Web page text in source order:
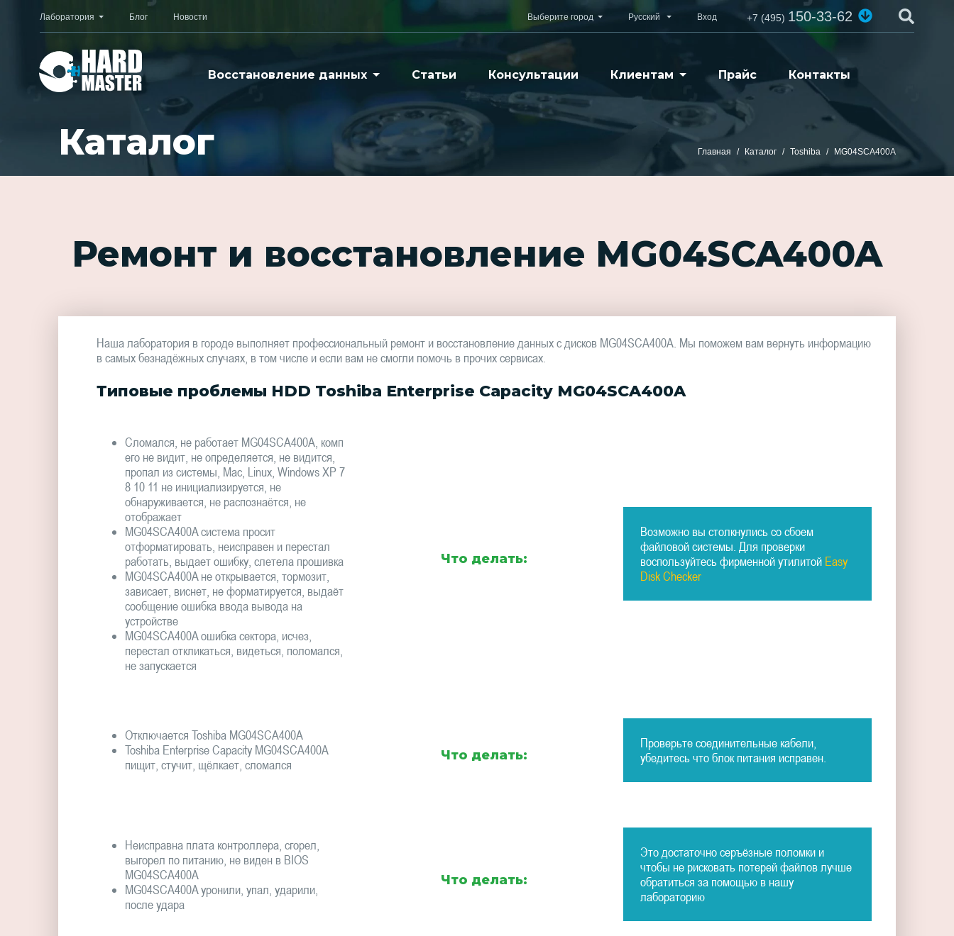
Восстановление данных Статьи Консультации Клиентам Прайс Контакты
Лаборатория Блог Новости Выберите город Русский Вход +7 (495)150-33-62
Каталог Главная Каталог Toshiba MG04SCA400A
Ремонт и восстановление MG04SCA400A
Наша лаборатория в городе выполняет профессиональный ремонт и восстановление данных с дисков MG04SCA400A. Мы поможем вам вернуть информацию
в самых безнадёжных случаях, в том числе и если вам не смогли помочь в прочих сервисах.
Типовые проблемы HDD Toshiba Enterprise Capacity MG04SCA400A
Сломался, не работает MG04SCA400A, комп
его не видит, не определяется, не видится,
пропал из системы, Mac, Linux, Windows XP 7
8 10 11 не инициализируется, не
обнаруживается, не распознаётся, не
отображает
MG04SCA400A система просит
отформатировать, неисправен и перестал
работать, выдает ошибку, слетела прошивка
MG04SCA400A не открывается, тормозит,
зависает, виснет, не форматируется, выдаёт
сообщение ошибка ввода вывода на
устройстве
MG04SCA400A ошибка сектора, исчез,
перестал откликаться, видеться, поломался,
не запускается
Что делать:
Возможно вы столкнулись со сбоем
файловой системы. Для проверки
воспользуйтесь фирменной утилитой Easy
Disk Checker
Отключается Toshiba MG04SCA400A
Toshiba Enterprise Capacity MG04SCA400A
пищит, стучит, щёлкает, сломался
Что делать:
Проверьте соединительные кабели,
убедитесь что блок питания исправен.
Неисправна плата контроллера, сгорел,
выгорел по питанию, не виден в BIOS
MG04SCA400A
MG04SCA400A уронили, упал, ударили,
после удара
Что делать:
Это достаточно серъёзные поломки и
чтобы не рисковать потерей файлов лучше
обратиться за помощью в нашу
лабораторию